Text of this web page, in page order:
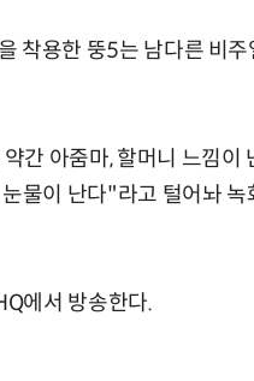
착용한 뚱5는 남다른 비
간 아줌마, 할머니 느낌이
물이 난다"라고 털어놔 녹
에서 방송한다.